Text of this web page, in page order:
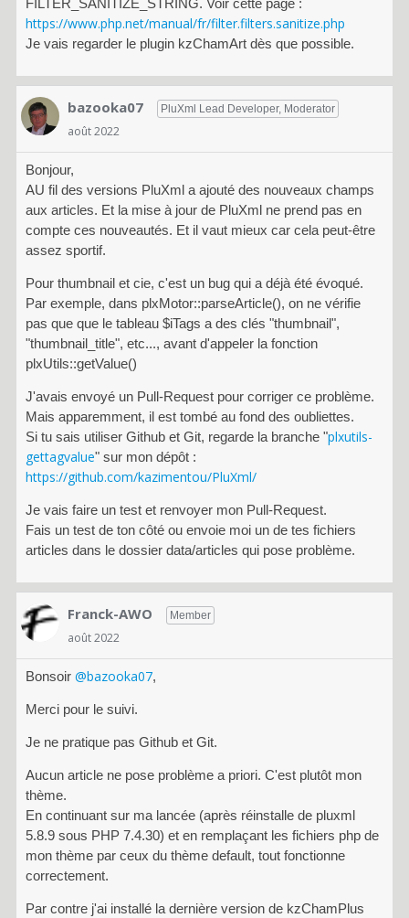
https://www.php.net/manual/fr/filter.filters.sanitize.php
Je vais regarder le plugin kzChamArt dès que possible.
bazooka07 PluXml Lead Developer, Moderator
août 2022
Bonjour,
AU fil des versions PluXml a ajouté des nouveaux champs
aux articles. Et la mise à jour de PluXml ne prend pas en
compte ces nouveautés. Et il vaut mieux car cela peut-être
assez sportif.
Pour thumbnail et cie, c'est un bug qui a déjà été évoqué.
Par exemple, dans plxMotor::parseArticle(), on ne vérifie
pas que que le tableau $iTags a des clés "thumbnail",
"thumbnail_title", etc..., avant d'appeler la fonction
plxUtils::getValue()
J'avais envoyé un Pull-Request pour corriger ce problème.
Mais apparemment, il est tombé au fond des oubliettes.
Si tu sais utiliser Github et Git, regarde la branche "plxutils-
gettagvalue" sur mon dépôt :
https://github.com/kazimentou/PluXml/
Je vais faire un test et renvoyer mon Pull-Request.
Fais un test de ton côté ou envoie moi un de tes fichiers
articles dans le dossier data/articles qui pose problème.
Franck-AWO Member
août 2022
Bonsoir @bazooka07,
Merci pour le suivi.
Je ne pratique pas Github et Git.
Aucun article ne pose problème a priori. C'est plutôt mon
thème.
En continuant sur ma lancée (après réinstalle de pluxml
5.8.9 sous PHP 7.4.30) et en remplaçant les fichiers php de
mon thème par ceux du thème default, tout fonctionne
correctement.
Par contre j'ai installé la dernière version de kzChamPlus